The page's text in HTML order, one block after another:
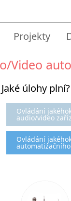
Projekty
Video
Jaké úlohy plní?
Ovládání
audio/video
Ovládání